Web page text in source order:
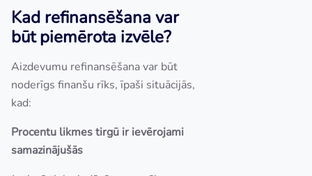
Kad refinansēšana var
būt piemērota izvēle?
Aizdevumu refinansēšana var būt
noderīgs finanšu rīks, īpaši situācijās,
kad:
Procentu likmes tirgū ir ievērojami
samazinājušās